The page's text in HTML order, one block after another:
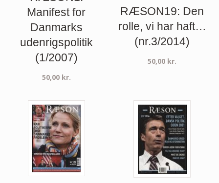
Manifest for
Danmarks
udenrigspolitik
(1/2007)
50,00 kr.
RÆSON19: Den
rolle, vi har haft…
(nr.3/2014)
50,00 kr.